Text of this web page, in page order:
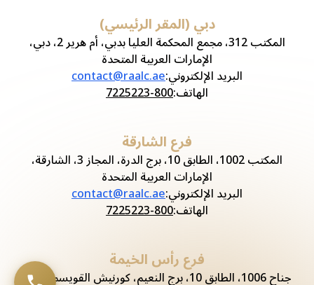
دبي (المقر الرئيسي)
المكتب 312، مجمع المحكمة العليا بدبي، أم هرير 2، دبي،
الإمارات العربية المتحدة
البريد الإلكتروني:
contact@raalc.ae
الهاتف:
800-7225223
فرع الشارقة
المكتب 1002، الطابق 10، برج الدرة، المجاز 3، الشارقة،
الإمارات العربية المتحدة
البريد الإلكتروني:
contact@raalc.ae
الهاتف:
800-7225223
فرع رأس الخيمة
جناح 1006، الطابق 10، برج النعيم، كورنيش القويسم، رأس